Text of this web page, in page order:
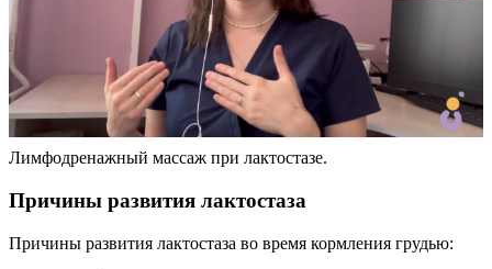
Лимфодренажный массаж при лактостазе.
Причины развития лактостаза
Причины развития лактостаза во время кормления грудью: